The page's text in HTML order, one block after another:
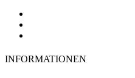
INFORMATIONEN